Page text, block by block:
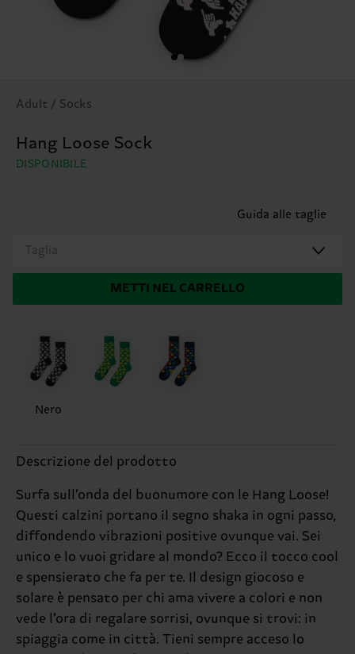
Adult / Socks
Hang Loose Sock
DISPONIBILE
Guida alle taglie
Taglia
METTI NEL CARRELLO
Nero
Descrizione del prodotto
Surfa sull’onda del buonumore con le Hang Loose!
Questi calzini portano il segno shaka in ogni passo,
diffondendo vibrazioni positive ovunque vai. Sei
unico e lo vuoi gridare al mondo? Ecco il tocco cool
e spensierato che fa per te. Il design giocoso e
solare è pensato per chi ama vivere a colori e non
vede l’ora di regalare sorrisi, ovunque si trovi: in
spiaggia come in città. Tieni sempre acceso lo